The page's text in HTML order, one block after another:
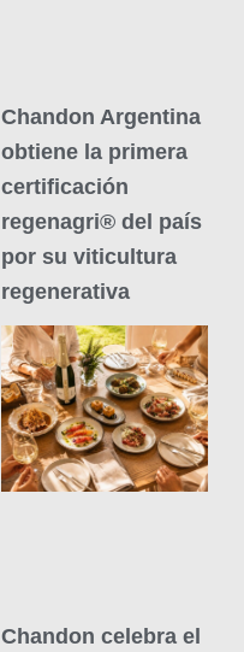
Chandon Argentina
obtiene la primera
certificación
regenagri® del país
por su viticultura
regenerativa
Chandon celebra el